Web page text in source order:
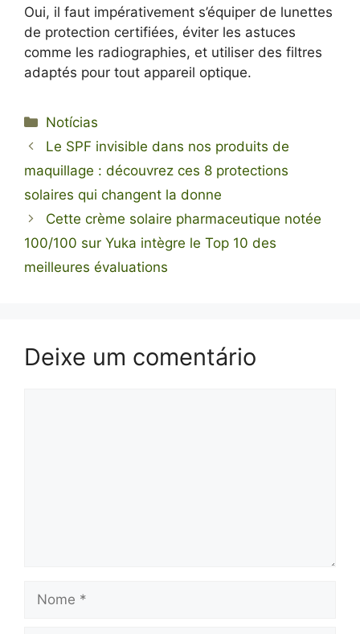
Oui, il faut impérativement s’équiper de lunettes
de protection certifiées, éviter les astuces
comme les radiographies, et utiliser des filtres
adaptés pour tout appareil optique.
Categorias
Notícias
Le SPF invisible dans nos produits de
maquillage : découvrez ces 8 protections
solaires qui changent la donne
Cette crème solaire pharmaceutique notée
100/100 sur Yuka intègre le Top 10 des
meilleures évaluations
Deixe um comentário
Nome